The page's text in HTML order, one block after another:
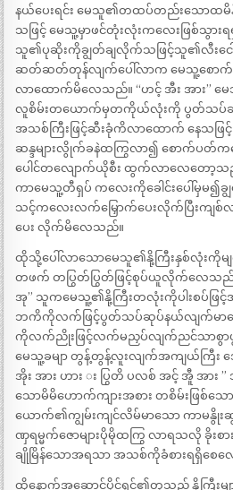
နယ်ပေးရင်း မေသူ၏တထပ်တည်းသောထ
သဖြင့် မေသူ့မှာဖင်တုံးလုံးကလေးဖြစ်သွ
သူ၏ပုဆိုးကိုချွတ်ချလိုက်သဖြင့်သူ၏လီးင
ဆတ်ဆတ်တုန်လျက်ပေါ်လာက မေသူ့စေ
လာထောက်မိလေသည်။ “ဟင့် အီး အား” မ
လူစိမ်းတယောက်မှတကိုယ်လုံးကို ပွတ်သပ်ဆုပ်န
အသစ်ကြီးဖြင့်ဆီးခုံကိလာထောက် နေသဖြ
ဆန္ဒများလွိုက်ခနဲထကြွလာ၍ စောက်ပတ်ကလ
ပေါင်တလျောက်ယိုစီး ထွက်လာလေတော့သည်
ကာမေသူ့တီရှပ် ကလေးကိုခေါင်းပေါ်မှ
သင့်ကလေးလက်မြှောက်ပေးလိုက်ပြီးကျစ်
ပေး လိုက်မိလေသည်။
ထိုသို့ပေါ်လာသောမေသူ၏နို့ကြီးနှစ်လုံးကိုမ
တဖက် တပြွတ်ပြွတ်ဖြင့်စုပ်ယူလိုက်လေသည်။
အု” သူကမေသူ့၏နို့ကြီးတလုံးကိုပါးစပ်ဖြင့်အ
ဘကိကိုလက်ဖြင့်ပွတ်သပ်ဆုပ်နယ်လျက်မာတေ
ကိုလက်ညိုးဖြင့်လက်မညှပ်လျက်ညင်သာစွာပွ
မေသူ့ခမျာ တွန့်တွန့်လူးလျက်အကျယ်ကြီး အ
အိုး အား ဟား း ပြွတိ ပလစ် အင့် အီူ အား ”
သောမိမိဟောက်ကျားအစား တစိမ်းဖြစ်သ
ယောက်၏ကျွမ်းကျင်လိမ်မာသော ကာမနွိုး
ဏှရမ္မက်ဇောများပိုမိုထကြွ လာရသလို ခို
ချိုမြိန်သောအရသာ အသစ်ကိုခံစားရရှိစေ
ထို့နောက်အဆောင်ပိုင်ရှင်၏တုသည် နို့ကြီးမ